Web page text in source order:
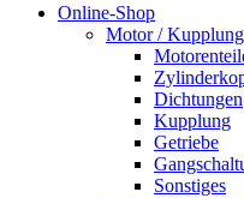
Online-Shop
Motor /
Dichtungen
Kupplung
Getriebe
Sonstiges